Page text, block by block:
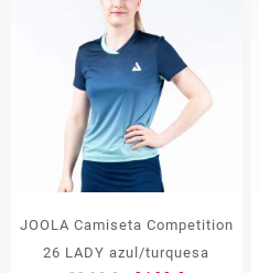
JOOLA Camiseta Competition
26 LADY azul/turquesa